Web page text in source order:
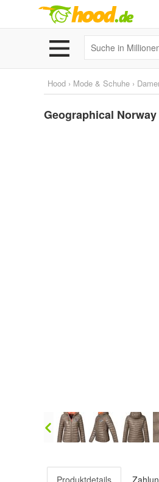
Hood › Mode & Schuhe ›
Geographical
Produktdetails